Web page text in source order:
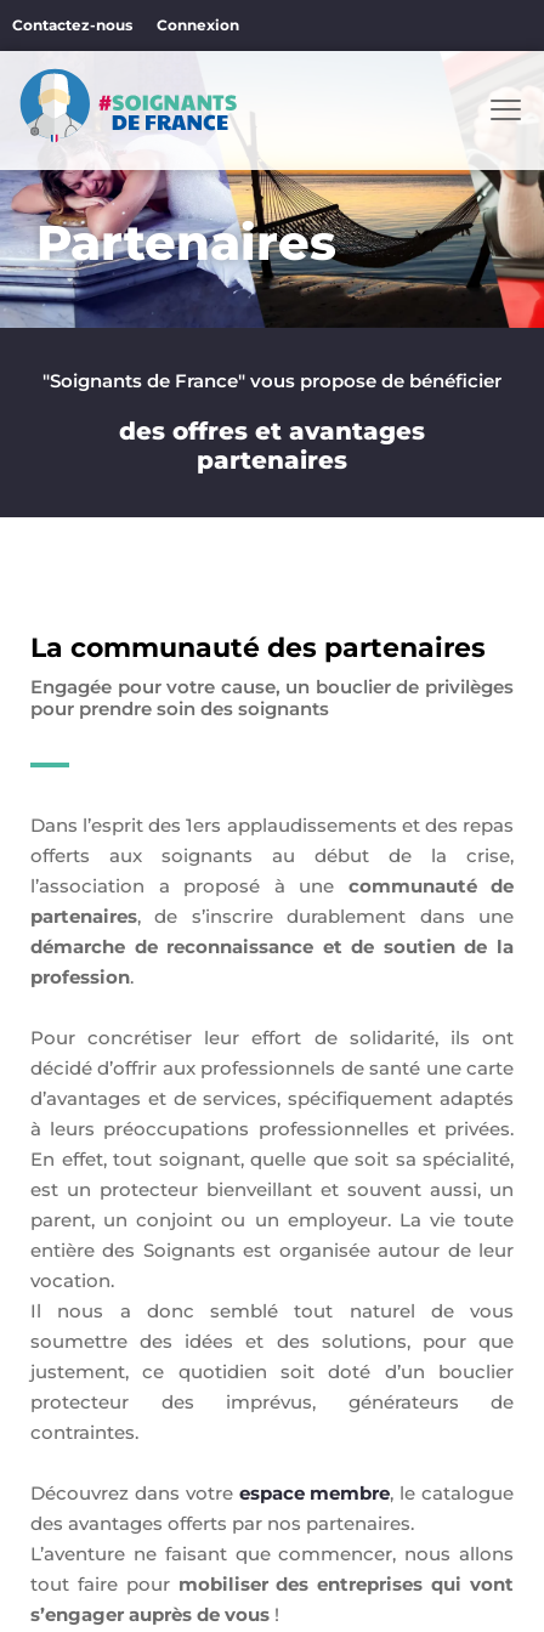
contenu
Contactez-nous Connexion
Partenaires
"Soignants de France" vous propose de bénéficier
des offres et avantages
partenaires
La communauté des partenaires
Engagée pour votre cause, un bouclier de privilèges
pour prendre soin des soignants
Dans l’esprit des 1ers applaudissements et des repas
offerts aux soignants au début de la crise,
l’association a proposé à une communauté de
partenaires, de s’inscrire durablement dans une
démarche de reconnaissance et de soutien de la
profession.
Pour concrétiser leur effort de solidarité, ils ont
décidé d’offrir aux professionnels de santé une carte
d’avantages et de services, spécifiquement adaptés
à leurs préoccupations professionnelles et privées.
En effet, tout soignant, quelle que soit sa spécialité,
est un protecteur bienveillant et souvent aussi, un
parent, un conjoint ou un employeur. La vie toute
entière des Soignants est organisée autour de leur
vocation.
Il nous a donc semblé tout naturel de vous
soumettre des idées et des solutions, pour que
justement, ce quotidien soit doté d’un bouclier
protecteur des imprévus, générateurs de
contraintes.
Découvrez dans votre espace membre, le catalogue
des avantages offerts par nos partenaires.
L’aventure ne faisant que commencer, nous allons
tout faire pour mobiliser des entreprises qui vont
s’engager auprès de vous !